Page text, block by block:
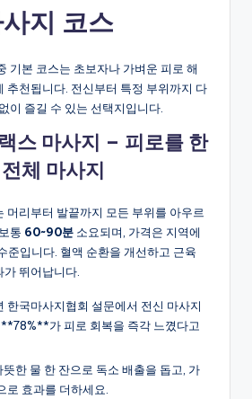
지 코스
기본 코스는 초보자나 가벼운 피로 해
추천됩니다. 전신부터 특정 부위까지 다
이 즐길 수 있는 선택지입니다.
스 마사지 – 피로를 한
체 마사지
머리부터 발끝까지 모든 부위를 아우르
통 60~90분 소요되며, 가격은 지역에
준입니다. 혈액 순환을 개선하고 근육
뛰어납니다.
한국마사지협회 설문에서 전신 마사지
가 피로 회복을 즉각 느꼈다고
뜻한 물 한 잔으로 독소 배출을 돕고, 가
로 효과를 더하세요.